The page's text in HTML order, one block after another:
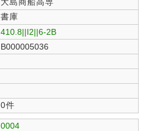
書庫
410.8||I2||6-2B
B000005036
0件
0004